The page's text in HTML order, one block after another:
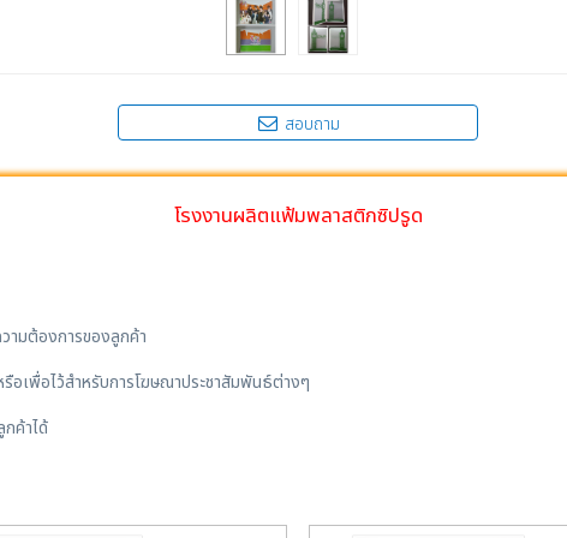
สอบถาม
โรงงานผลิตแฟ้มพลาสติกซิปรูด
ามต้องการของลูกค้า
เพื่อไว้สำหรับการโฆษณาประชาสัมพันธ์ต่างๆ
ค้าได้